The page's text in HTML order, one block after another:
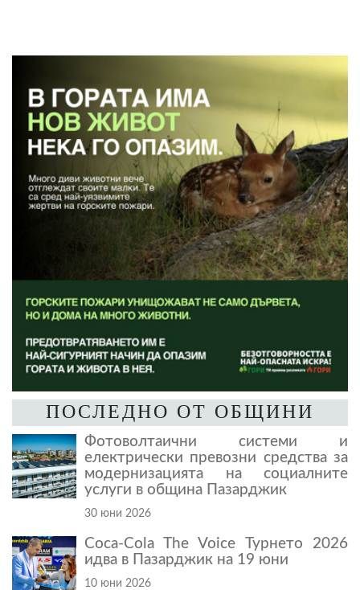
ПОСЛЕДНО ОТ ОБЩИНИ
Фотоволтаични системи и
електрически превозни средства за
модернизацията на социалните
услуги в община Пазарджик
30 юни 2026
Coca-Cola The Voice Турнето 2026
идва в Пазарджик на 19 юни
10 юни 2026